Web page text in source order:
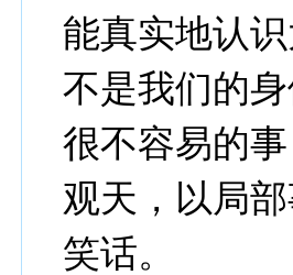
能真实地认
不是我们的
很不容易的
观天，以局
笑话。